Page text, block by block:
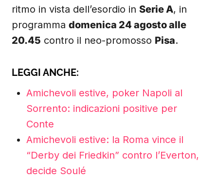
ritmo in vista dell’esordio in Serie A, in
programma domenica 24 agosto alle
20.45 contro il neo-promosso Pisa.
LEGGI ANCHE:
Amichevoli estive, poker Napoli al
Sorrento: indicazioni positive per
Conte
Amichevoli estive: la Roma vince il
“Derby dei Friedkin” contro l’Everton,
decide Soulé